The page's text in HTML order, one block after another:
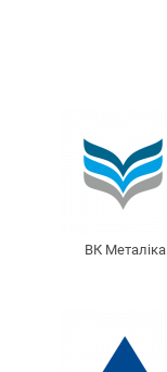
ВК Металіка